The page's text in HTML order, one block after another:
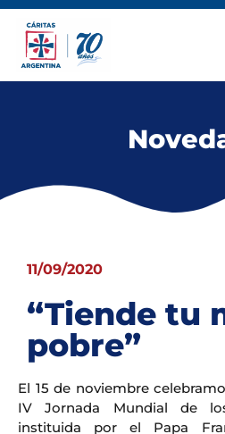
11/09/2020
“Tiende tu
pobre”
El 15 de noviembre
IV Jornada Mundial de
instituida por el Papa